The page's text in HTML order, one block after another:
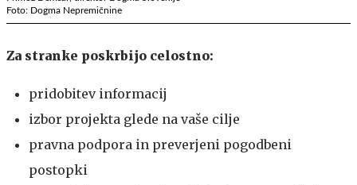
Foto: Dogma Nepremičnine
Za stranke poskrbijo celostno:
pridobitev informacij
izbor projekta glede na vaše cilje
pravna podpora in preverjeni pogodbeni
postopki